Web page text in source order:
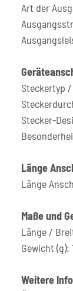
Art der
Steckertyp
Stecker-
Länge
Länge
Maße und
Länge /
Gewicht (g):
Weitere